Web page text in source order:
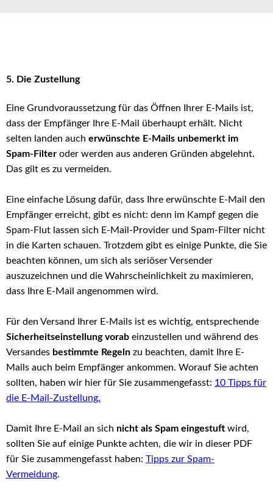
5. Die Zustellung
Eine Grundvoraussetzung für das Öffnen Ihrer E-Mails ist,
dass der Empfänger Ihre E-Mail überhaupt erhält. Nicht
selten landen auch erwünschte E-Mails unbemerkt im
Spam-Filter oder werden aus anderen Gründen abgelehnt.
Das gilt es zu vermeiden.
Eine einfache Lösung dafür, dass Ihre erwünschte E-Mail den
Empfänger erreicht, gibt es nicht: denn im Kampf gegen die
Spam-Flut lassen sich E-Mail-Provider und Spam-Filter nicht
in die Karten schauen. Trotzdem gibt es einige Punkte, die Sie
beachten können, um sich als seriöser Versender
auszuzeichnen und die Wahrscheinlichkeit zu maximieren,
dass Ihre E-Mail angenommen wird.
Für den Versand Ihrer E-Mails ist es wichtig, entsprechende
Sicherheitseinstellung vorab einzustellen und während des
Versandes bestimmte Regeln zu beachten, damit Ihre E-
Mails auch beim Empfänger ankommen. Worauf Sie achten
sollten, haben wir hier für Sie zusammengefasst: 10 Tipps für
die E-Mail-Zustellung.
Damit Ihre E-Mail an sich nicht als Spam eingestuft wird,
sollten Sie auf einige Punkte achten, die wir in dieser PDF
für Sie zusammengefasst haben: Tipps zur Spam-
Vermeidung.